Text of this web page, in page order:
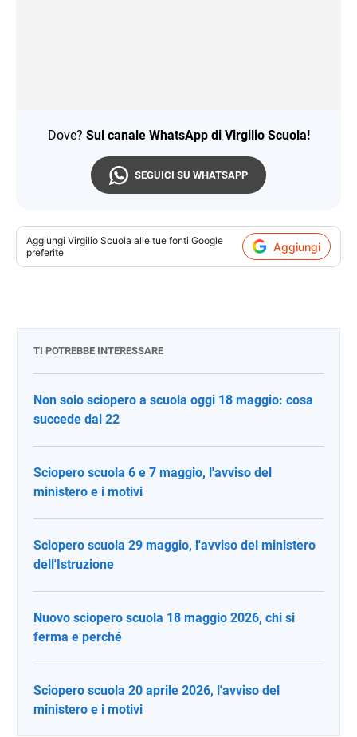
Dove? Sul canale WhatsApp di Virgilio Scuola!
SEGUICI SU WHATSAPP
Aggiungi Virgilio Scuola alle tue fonti Google
preferite
Aggiungi
TI POTREBBE INTERESSARE
Non solo sciopero a scuola oggi 18 maggio: cosa
succede dal 22
Sciopero scuola 6 e 7 maggio, l'avviso del
ministero e i motivi
Sciopero scuola 29 maggio, l'avviso del ministero
dell'Istruzione
Nuovo sciopero scuola 18 maggio 2026, chi si
ferma e perché
Sciopero scuola 20 aprile 2026, l'avviso del
ministero e i motivi